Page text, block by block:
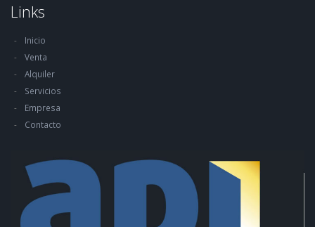
Links
Inicio
Venta
Alquiler
Servicios
Empresa
Contacto